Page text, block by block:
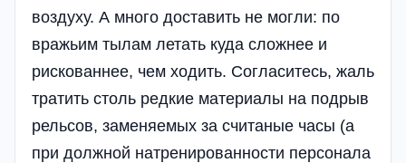
воздуху. А много доставить не могли: по
вражьим тылам летать куда сложнее и
рискованнее, чем ходить. Согласитесь, жаль
тратить столь редкие материалы на подрыв
рельсов, заменяемых за считаные часы (а
при должной натренированности персонала